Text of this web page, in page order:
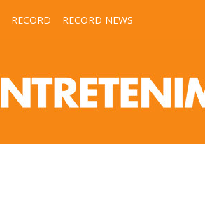
RECORD RECORD NEWS